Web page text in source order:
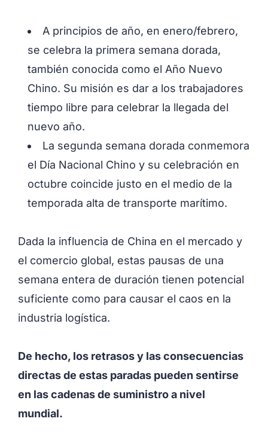
A principios de año, en enero/febrero,
se celebra la primera semana dorada,
también conocida como el Año Nuevo
Chino. Su misión es dar a los trabajadores
tiempo libre para celebrar la llegada del
nuevo año.
La segunda semana dorada conmemora
el Día Nacional Chino y su celebración en
octubre coincide justo en el medio de la
temporada alta de transporte marítimo.
Dada la influencia de China en el mercado y
el comercio global, estas pausas de una
semana entera de duración tienen potencial
suficiente como para causar el caos en la
industria logística.
De hecho, los retrasos y las consecuencias
directas de estas paradas pueden sentirse
en las cadenas de suministro a nivel
mundial.